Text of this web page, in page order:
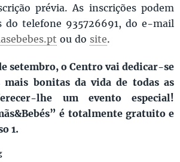
prévia. As inscrições podem
do telefone 935726691, do e-mail
ou do site.
setembro, o Centro vai dedicar-se
mais bonitas da vida de todas as
lhe um evento especial!
é totalmente gratuito e
1.